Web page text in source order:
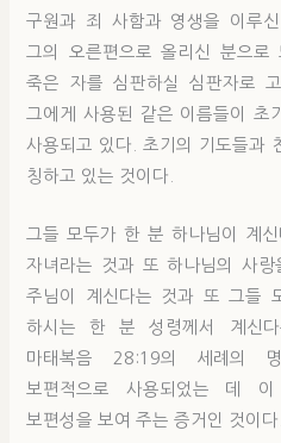
구원과 죄 사함과 영생을 이루
그의 오른편으로 올리신 분으
죽은 자를 심판하실 심판자로
그에게 사용된 같은 이름들이 초
사용되고 있다. 초기의 기도들과
칭하고 있는 것이다.
그들 모두가 한 분 하나님이 계
자녀라는 것과 또 하나님의 사
주님이 계신다는 것과 또 그들
하시는 한 분 성령께서 계신
마태복음 28:19의 세례의
보편적으로 사용되었는 데
보편성을 보여 주는 증거인 것이다.